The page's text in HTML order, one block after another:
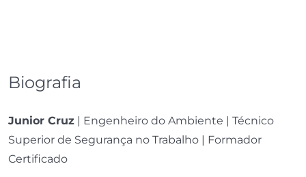
Biografia
Junior Cruz | Engenheiro do Ambiente | Técnico
Superior de Segurança no Trabalho | Formador
Certificado